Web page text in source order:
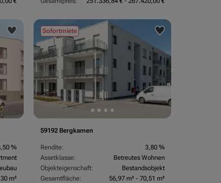
%
m²
Sofortmiete
59192 Bergkamen
Rendite:
3,80 %
Assetklasse:
Betreutes Wohnen
Objekteigenschaft:
Bestandsobjekt
Gesamtfläche:
56,97 m² - 70,51 m²